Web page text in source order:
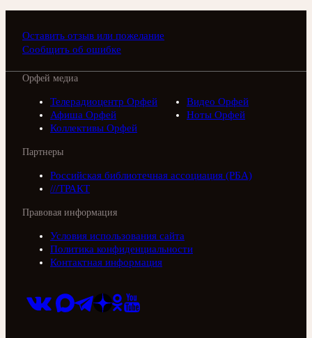
Оставить отзыв или пожелание
Сообщить об ошибке
Орфей медиа
Телерадиоцентр Орфей
Видео Орфей
Афиша Орфей
Ноты Орфей
Коллективы Орфей
Партнеры
Российская библиотечная ассоциация (РБА)
///ТРАКТ
Правовая информация
Условия использования сайта
Политика конфиденциальности
Контактная информация